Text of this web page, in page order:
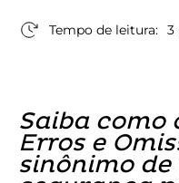
Tempo de leitura: 3
Saiba como
Erros e
sinônimo